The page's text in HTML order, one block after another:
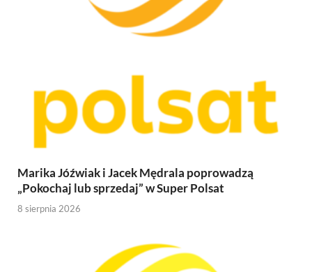
Marika Jóźwiak i Jacek Mędrala poprowadzą
„Pokochaj lub sprzedaj” w Super Polsat
8 sierpnia 2026